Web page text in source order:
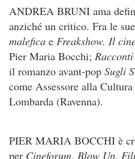
ANDREA BRUNI ama
anziché un critico. Fra le
malefica e Freakshow. Il
Pier Maria Bocchi;
il romanzo avant-pop Sugli
come Assessore alla
Lombarda (Ravenna).
PIER MARIA BOCCHI è
per Cineforum, Blow Up,